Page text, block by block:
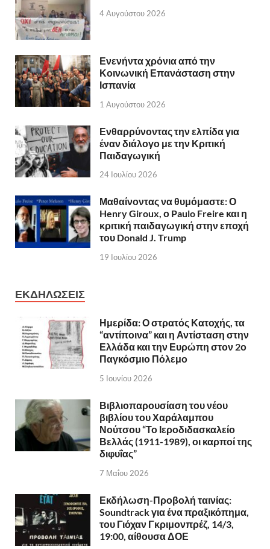
4 Αυγούστου 2026
Ενενήντα χρόνια από την
Κοινωνική Επανάσταση στην
Ισπανία
1 Αυγούστου 2026
Ενθαρρύνοντας την ελπίδα για
έναν διάλογο με την Κριτική
Παιδαγωγική
24 Ιουλίου 2026
Μαθαίνοντας να θυμόμαστε: Ο
Henry Giroux, ο Paulo Freire και η
κριτική παιδαγωγική στην εποχή
του Donald J. Trump
19 Ιουλίου 2026
ΕΚΔΗΛΩΣΕΙΣ
Ημερίδα: Ο στρατός Κατοχής, τα
“αντίποινα” και η Αντίσταση στην
Ελλάδα και την Ευρώπη στον 2ο
Παγκόσμιο Πόλεμο
5 Ιουνίου 2026
Βιβλιοπαρουσίαση του νέου
βιβλίου του Χαράλαμπου
Νούτσου “Το Ιεροδιδασκαλείο
Βελλάς (1911-1989), οι καρποί της
διφυΐας”
7 Μαΐου 2026
Εκδήλωση-Προβολή ταινίας:
Soundtrack για ένα πραξικόπημα,
του Γιόχαν Γκριμονπρέζ, 14/3,
19:00, αίθουσα ΔΟΕ